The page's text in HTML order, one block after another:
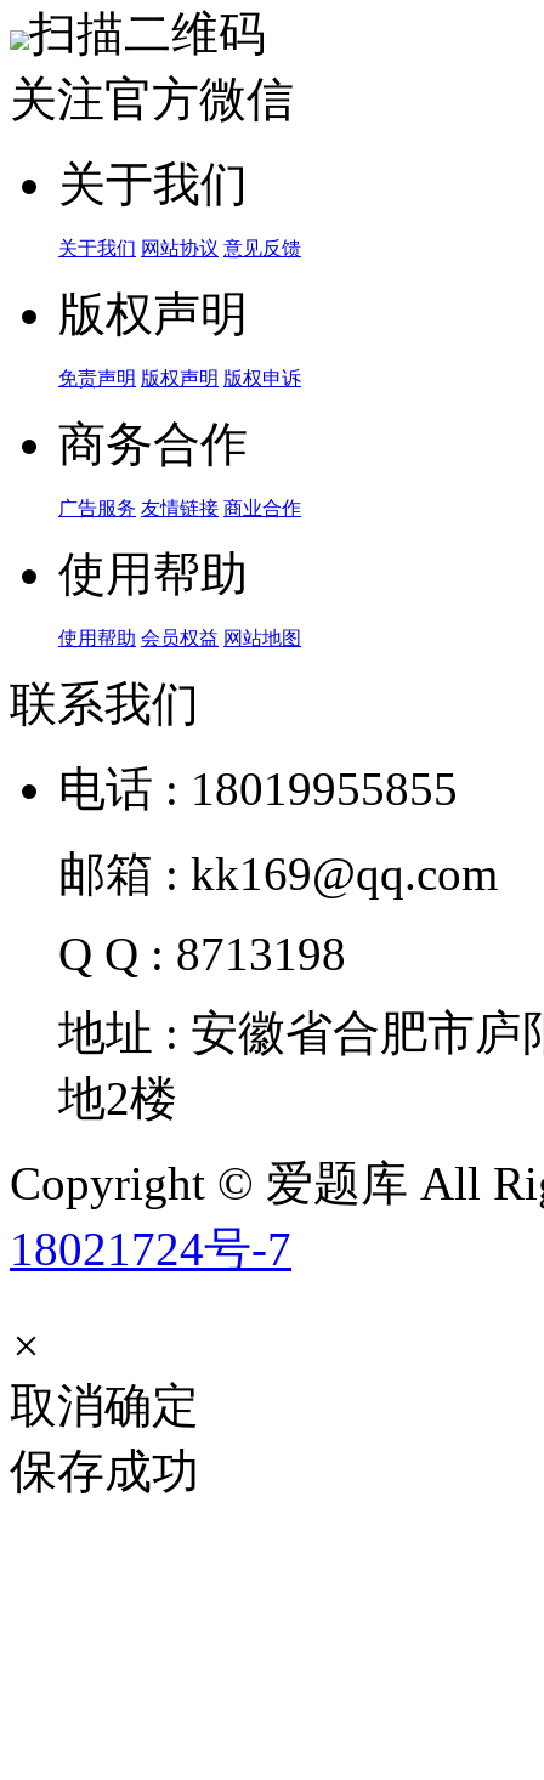
扫描二维码
关注官方微信
关于我们
关于我们 网站协议 意见反馈
版权声明
免责声明 版权声明 版权申诉
商务合作
广告服务 友情链接 商业合作
使用帮助
使用帮助 会员权益 网站地图
联系我们
电话 : 18019955855
邮箱 : kk169@qq.com
Q Q : 8713198
地址 : 安徽省合肥市
地2楼
Copyright © 爱题库 All
18021724号-7
×
取消确定
保存成功